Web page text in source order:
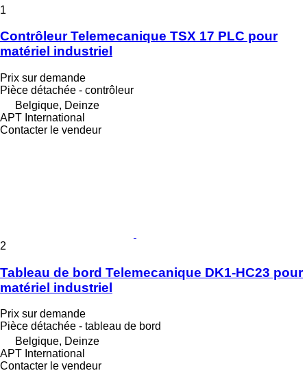
1
Contrôleur Telemecanique TSX 17 PLC pour
matériel industriel
Prix sur demande
Pièce détachée - contrôleur
Belgique, Deinze
APT International
Contacter le vendeur
2
Tableau de bord Telemecanique DK1-HC23 pour
matériel industriel
Prix sur demande
Pièce détachée - tableau de bord
Belgique, Deinze
APT International
Contacter le vendeur